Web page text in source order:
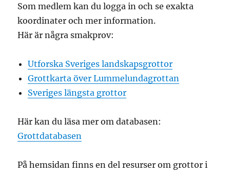
Som medlem kan du logga in och se exakta
koordinater och mer information.
Här är några smakprov:
Utforska Sveriges landskapsgrottor
Grottkarta över Lummelundagrottan
Sveriges längsta grottor
Här kan du läsa mer om databasen:
Grottdatabasen
På hemsidan finns en del resurser om grottor i